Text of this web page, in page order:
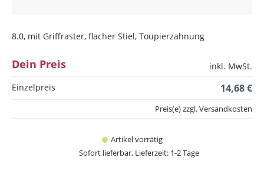
8.0, mit Griffraster, flacher Stiel, Toupierzahnung
Dein Preis
inkl. MwSt.
Einzelpreis
14,68 €
Artikel vorrätig
Sofort lieferbar, Lieferzeit: 1-2 Tage
Preis(e) zzgl. Versandkosten